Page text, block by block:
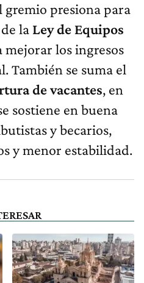
gremio presiona para
la Ley de Equipos
mejorar los ingresos
También se suma el
de vacantes, en
sostiene en buena
y becarios,
y menor estabilidad.